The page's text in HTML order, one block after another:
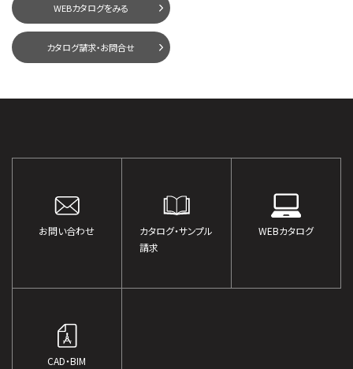
WEBカタログをみる
カタログ請求・お問合せ
お問い合わせ
カタログ・サンプル
請求
WEBカタログ
CAD・BIM